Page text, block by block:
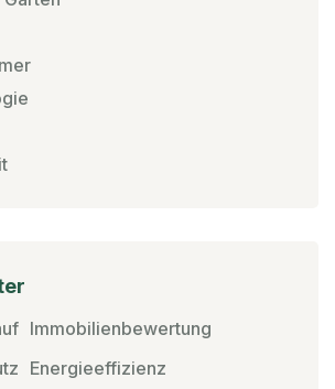
Immobilienbewertung
Energieeffizienz